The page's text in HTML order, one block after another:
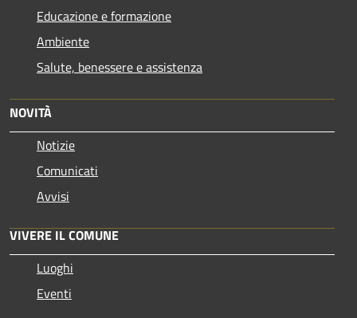
Educazione e formazione
Ambiente
Salute, benessere e assistenza
NOVITÀ
Notizie
Comunicati
Avvisi
VIVERE IL COMUNE
Luoghi
Eventi